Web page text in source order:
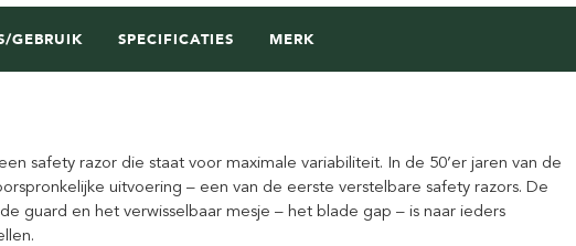
GEBRUIK SPECIFICATIES MERK
safety razor die staat voor maximale variabiliteit. In de 50’er jaren van de
uitvoering – een van de eerste verstelbare safety razors. De
guard en het verwisselbaar mesje – het blade gap – is naar ieders